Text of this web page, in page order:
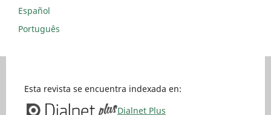
Español
Português
Esta revista se encuentra indexada en:
Dialnet Plus